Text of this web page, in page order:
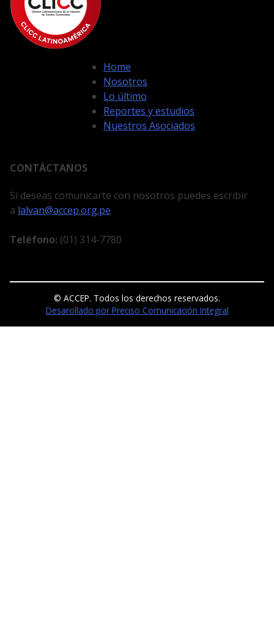
Home
Nosotros
Lo último
Reportes y estudios
Nuestros Asociados
CONTÁCTANOS
Si deseas comunicarte con nosotros puedes escribir
a lalvan@accep.org.pe
Teléfono: (01) 314-7780
© ACCEP. Todos los derechos reservados.
Desarollado por Preciso Comunicación Integral